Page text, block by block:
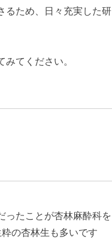
るため、日々充実した研
てください。
ったことが杏林麻酔科を
の杏林生も多いです